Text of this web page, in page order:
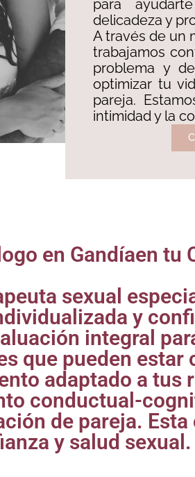
para
delicadeza y
A través de un
trabajamos
problema y
optimizar tu
pareja.
intimidad y la
en Gandíaen
sexual
y
integral
que pueden
adaptado a
conductual-
de pareja.
y salud sexual.